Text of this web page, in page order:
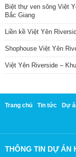
Biệt thự ven sông Việt
Bắc Giang
Liền kề Việt Yên
Shophouse Việt Yên
Việt Yên Riverside –
Trang chủ Tin tức Dự
THÔNG TIN DỰ ÁN